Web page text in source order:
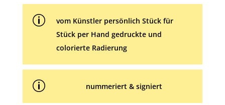
e
p
vom Künstler persönlich Stück für
Stück per Hand gedruckte und
colorierte Radierung
p nummeriert & signiert